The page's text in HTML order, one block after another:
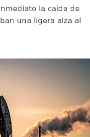
la caída de
una ligera alza al